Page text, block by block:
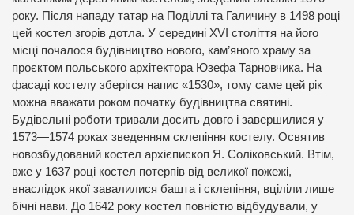
року. Після нападу татар на Поділлі та Галичину в 1498 році
цей костел згорів дотла. У середині XVI століття на його
місці почалося будівництво нового, кам’яного храму за
проєктом польського архітектора Юзефа Тарновчика. На
фасаді костелу зберігся напис «1530», тому саме цей рік
можна вважати роком початку будівництва святині.
Будівельні роботи тривали досить довго і завершилися у
1573—1574 роках зведенням склепіння костелу. Освятив
новозбудований костел архієпископ Я. Соліковський. Втім,
вже у 1637 році костел потерпів від великої пожежі,
внаслідок якої завалилися башта і склепіння, вціліли лише
бічні нави. До 1642 року костел повністю відбудували, у